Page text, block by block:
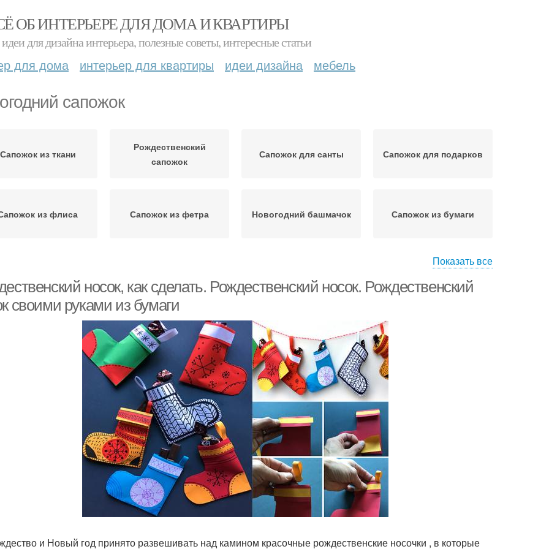
ОБ ИНТЕРЬЕРЕ ДЛЯ ДОМА И КВАРТИРЫ
для дизайна интерьера, полезные советы, интересные статьи
для дома интерьер для квартиры идеи дизайна мебель
сапожок
Сапожок из ткани
Рождественский
сапожок
Сапожок для санты Сапожок для подарков
из флиса Сапожок из фетра Новогодний башмачок Сапожок из бумаги
Показать все
носок, как сделать. Рождественский носок. Рождественский
своими руками из бумаги
и Новый год принято развешивать над камином красочные рождественские носочки , в которые